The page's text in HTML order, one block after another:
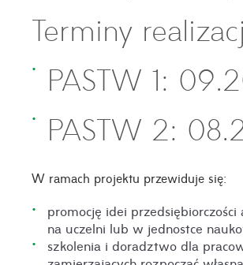
Terminy
PASTW 1:
PASTW 2:
W ramach projektu przewiduje się:
promocję idei
na uczelni lub w jednostce
szkolenia i doradztwo dla